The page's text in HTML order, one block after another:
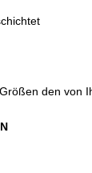
den von